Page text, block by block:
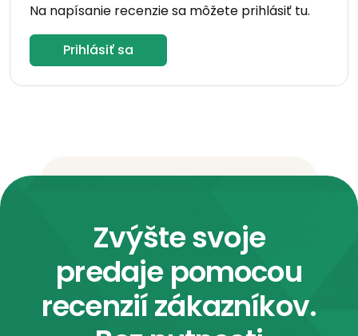
Na napísanie recenzie sa môžete prihlásiť tu.
Prihlásiť sa
Zvýšte svoje
predaje pomocou
recenzií zákazníkov.